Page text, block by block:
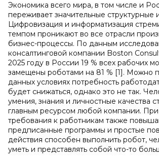
Экономика всего мира, в том числе и
переживает значительные структурные
Цифровизация и информатизация
темпом проникают во все отрасли
бизнес-процессы. По данным
консалтинговой компании Boston
2025 году в России 19 % всех рабочих
замещены роботами на 81 % [1]. Можно
данных условиях потребность
будет снижаться, однако это не так.
умения, знания и личностные качества
главным ресурсом любой компании.
требования к работникам также
предписанные программы и простые
действия способен выполнить робот,
уметь и представлять собой что-то